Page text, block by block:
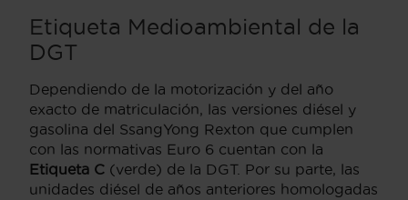
Etiqueta Medioambiental de la
DGT
Dependiendo de la motorización y del año
exacto de matriculación, las versiones diésel y
gasolina del SsangYong Rexton que cumplen
con las normativas Euro 6 cuentan con la
Etiqueta C (verde) de la DGT. Por su parte, las
unidades diésel de años anteriores homologadas